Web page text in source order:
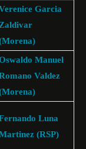
Garcia
Zaldivar
Manuel
Valdez
Luna
(RSP)